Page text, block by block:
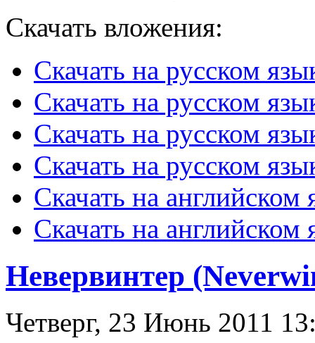
Скачать вложения:
Скачать на русском
Скачать на русском
Скачать на русском
Скачать на русском
Скачать на английском
Скачать на английском
Невервинтер
Четверг, 23 Июнь 2011